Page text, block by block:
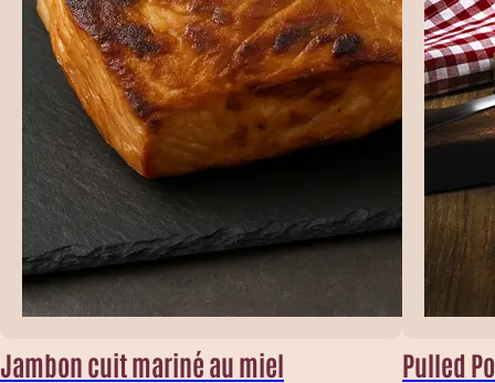
Jambon cuit mariné au miel Pulled